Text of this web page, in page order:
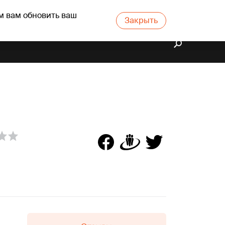
вам обновить ваш
Закрыть